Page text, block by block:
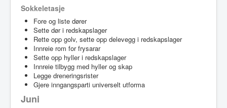
Sokkeletasje
Fore og liste dører
Sette dør i redskapslager
Rette opp golv, sette opp delevegg i redskapslager
Innreie rom for frysarar
Sette opp hyller i redskapslager
Innreie tilbygg med hyller og skap
Legge dreneringsrister
Gjere inngangsparti universelt utforma
Juni